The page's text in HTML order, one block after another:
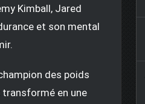
Kimball, Jared
et son mental
des poids
en une